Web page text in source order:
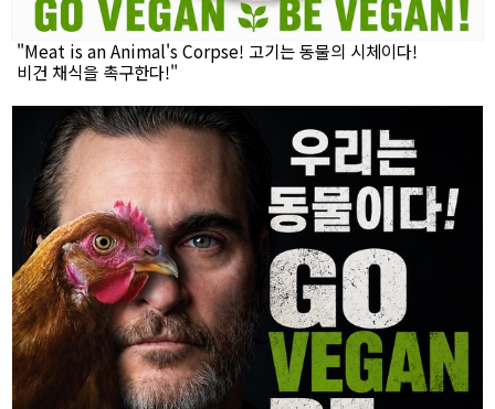
"Meat is an Animal's Corpse! 고기는 동물의 시체이다!
비건 채식을 촉구한다!"